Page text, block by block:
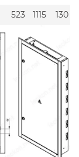
523 1115 130